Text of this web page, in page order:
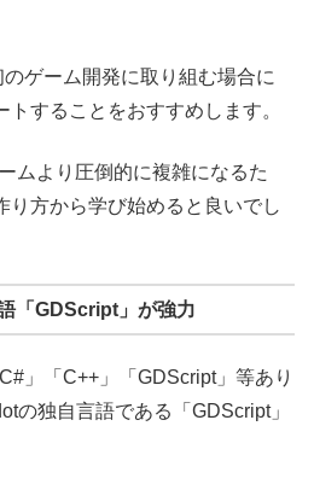
ゲーム開発に取り組む場合に
することをおすすめします。
ムより圧倒的に複雑になるた
り方から学び始めると良いでし
「GDScript」が強力
」「C++」「GDScript」等あり
の独自言語である「GDScript」